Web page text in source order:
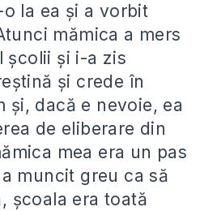
la ea și a vorbit
mămica a mers
școlii și i-a zis
și crede în
și, dacă e nevoie, ea
de eliberare din
mea era un pas
muncit greu ca să
școala era toată